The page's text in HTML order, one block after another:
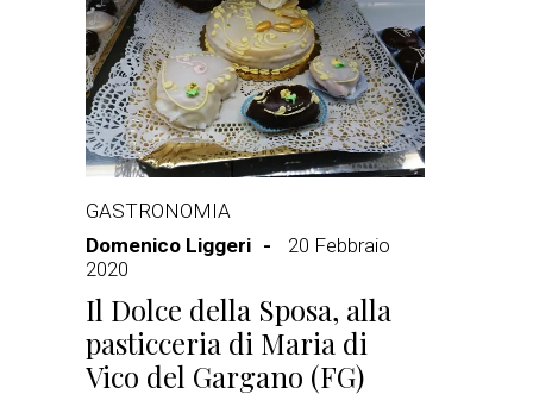
GASTRONOMIA
Domenico Liggeri
20 Febbraio
2020
Il Dolce della Sposa, alla
pasticceria di Maria di
Vico del Gargano (FG)